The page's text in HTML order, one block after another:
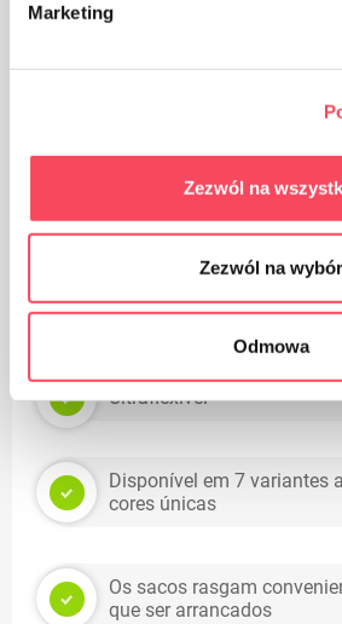
Marketing
Zezwól na
Zezwól na wybór
Odmowa
Embalagens ecológicas
certificadas FSC e Blue
Feita de folha durável de
bolsa
Ultraflexível
Disponível em 7 variantes
cores únicas
Os sacos rasgam
que ser arrancados